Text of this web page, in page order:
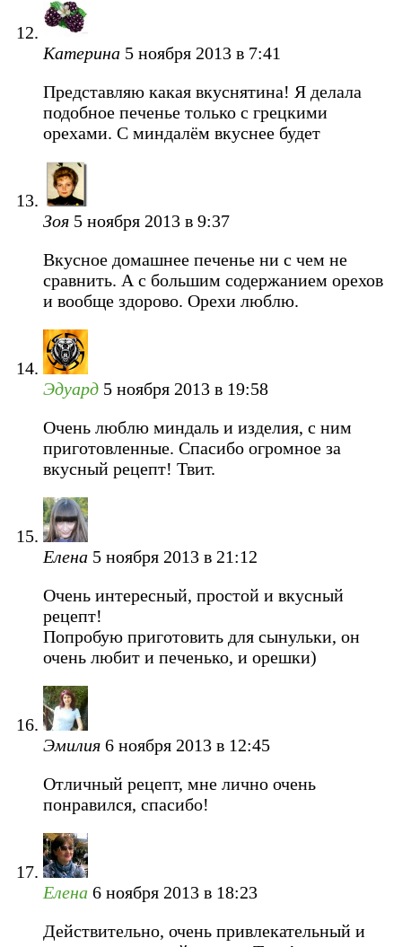
Катерина 5 ноября 2013 в 7:41
Представляю какая вкуснятина! Я делала
подобное печенье только с грецкими
орехами. С миндалём вкуснее будет
Зоя 5 ноября 2013 в 9:37
Вкусное домашнее печенье ни с чем не
сравнить. А с большим содержанием орехов
и вообще здорово. Орехи люблю.
Эдуард 5 ноября 2013 в 19:58
Очень люблю миндаль и изделия, с ним
приготовленные. Спасибо огромное за
вкусный рецепт! Твит.
Елена 5 ноября 2013 в 21:12
Очень интересный, простой и вкусный
рецепт!
Попробую приготовить для сынульки, он
очень любит и печенько, и орешки)
Эмилия 6 ноября 2013 в 12:45
Отличный рецепт, мне лично очень
понравился, спасибо!
Елена 6 ноября 2013 в 18:23
Действительно, очень привлекательный и